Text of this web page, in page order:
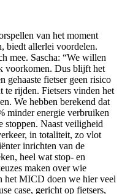
van het moment
biedt allerlei voordelen.
mee. Sascha: “We willen
voorkomen. Dus blijft het
gehaaste fietser geen risico
te rijden. Fietsers vinden het
We hebben berekend dat
minder energie verbruiken
stoppen. Naast veiligheid
in totaliteit, zo vlot
inrichten van de
heel wat stop- en
maken over wie
het MICD doen we hier veel
case, gericht op fietsers,